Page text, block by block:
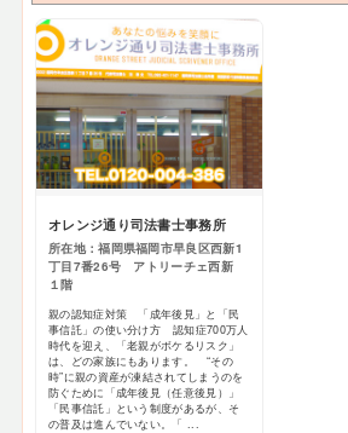
オレンジ通り司法書士事務所
所在地：福岡県福岡市早良区西新1
丁目7番26号 アトリーチェ西新
１階
親の認知症対策 「成年後見」と「民
事信託」の使い分け方 認知症700万人
時代を迎え、「老親がボケるリスク」
は、どの家族にもあります。 “その
時”に親の資産が凍結されてしまうのを
防ぐために「成年後見（任意後見）」
「民事信託」という制度があるが、そ
の普及は進んでいない。「 ...